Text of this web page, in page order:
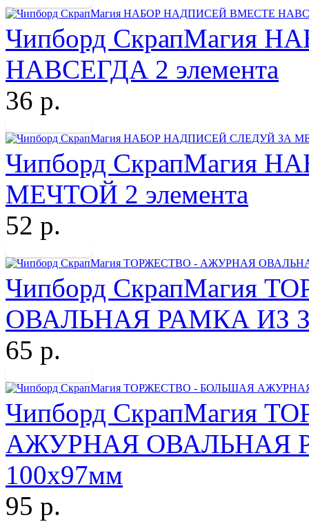
Чипборд СкрапМагия
НАВСЕГДА 2 элемента
36 р.
Чипборд СкрапМагия
МЕЧТОЙ 2 элемента
52 р.
Чипборд СкрапМагия
ОВАЛЬНАЯ РАМКА ИЗ
65 р.
Чипборд СкрапМагия
АЖУРНАЯ ОВАЛЬНАЯ
100х97мм
95 р.